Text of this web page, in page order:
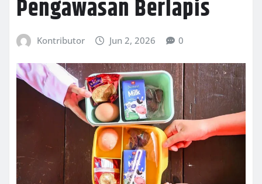
Pengawasan Berlapis
Kontributor Jun 2, 2026 0